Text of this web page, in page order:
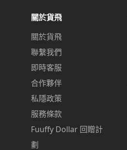
關於貨飛
關於貨飛
聯繫我們
即時客服
合作夥伴
私隱政策
服務條款
Fuuffy Dollar 回贈計
劃